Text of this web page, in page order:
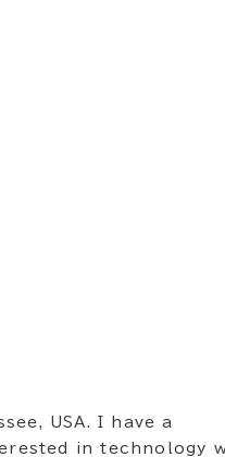
USA. I have a
in technology